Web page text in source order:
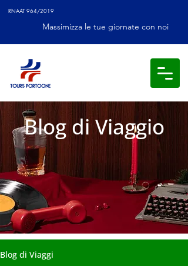
RNAAT 964/2019
Massimizza le tue giornate con noi
Blog di Viaggio
Blog di Viaggi